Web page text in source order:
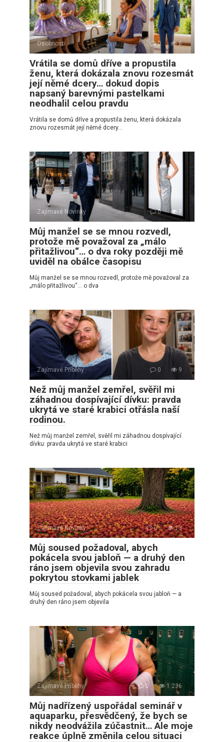
Osobnosti 0 6
Vrátila se domů dříve a propustila
ženu, která dokázala znovu rozesmát
její němé dcery… dokud dopis
napsaný barevnými pastelkami
neodhalil celou pravdu
Vrátila se domů dříve a propustila ženu, která dokázala
znovu rozesmát její němé dcery…
Zajímavé Novinky 0 7
Můj manžel se se mnou rozvedl,
protože mě považoval za „málo
přitažlivou“… o dva roky později mě
uviděl na obálce časopisu
Můj manžel se se mnou rozvedl, protože mě považoval za
„málo přitažlivou“… o dva
Zajímavé Příběhy 0 9
Než můj manžel zemřel, svěřil mi
záhadnou dospívající dívku: pravda
ukrytá ve staré krabici otřásla naší
rodinou.
Než můj manžel zemřel, svěřil mi záhadnou dospívající
dívku: pravda ukrytá ve staré krabici
Zajímavé Novinky 0 13
Můj soused požadoval, abych
pokácela svou jabloň — a druhý den
ráno jsem objevila svou zahradu
pokrytou stovkami jablek
Můj soused požadoval, abych pokácela svou jabloň — a
druhý den ráno jsem objevila
Zajímavé Příběhy 0 1 236
Můj nadřízený uspořádal seminář v
aquaparku, přesvědčený, že bych se
nikdy neodvážila zúčastnit… Ale moje
reakce úplně změnila celou situaci